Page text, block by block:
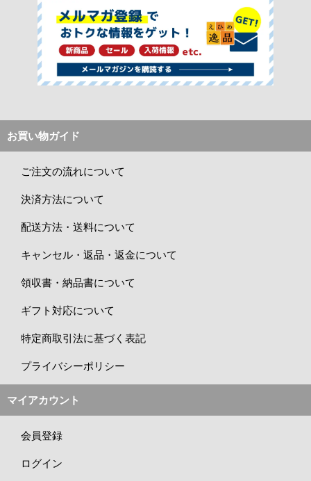
お買い物ガイド
ご注文の流れについて
決済方法について
配送方法・送料について
キャンセル・返品・返金について
領収書・納品書について
ギフト対応について
特定商取引法に基づく表記
プライバシーポリシー
マイアカウント
会員登録
ログイン